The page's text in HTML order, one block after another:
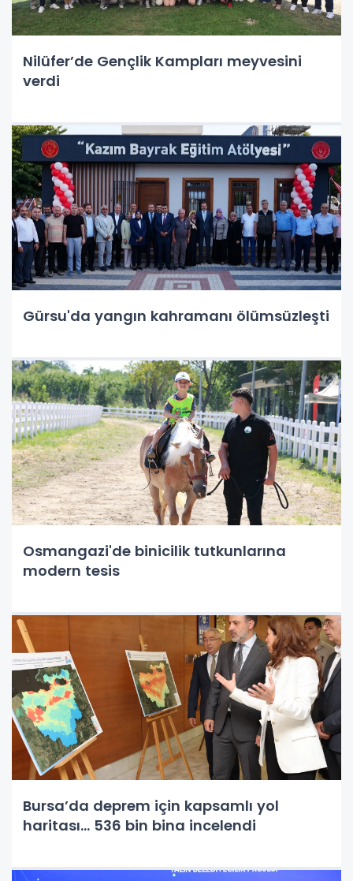
Nilüfer’de Gençlik Kampları meyvesini
verdi
Gürsu'da yangın kahramanı ölümsüzleşti
Osmangazi'de binicilik tutkunlarına
modern tesis
Bursa’da deprem için kapsamlı yol
haritası... 536 bin bina incelendi